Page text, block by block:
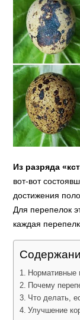
Из разряда
вот-вот
достижения
Для перепелок
каждая
Нормативные
Почему
Что делать,
Улучшение